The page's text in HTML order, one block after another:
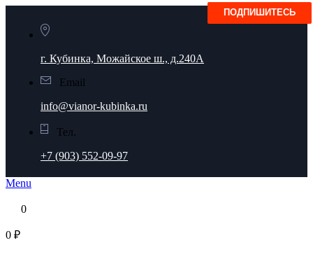
г. Кубинка, Можайское ш., д.240А
Email
info@vianor-kubinka.ru
Тел.
+7 (903) 552-09-97
Menu
0
0 ₽